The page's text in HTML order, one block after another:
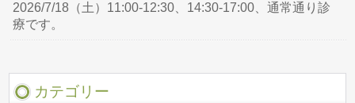
2026/7/18（土）11:00-12:30、14:30-17:00、通常通り診
療です。
カテゴリー